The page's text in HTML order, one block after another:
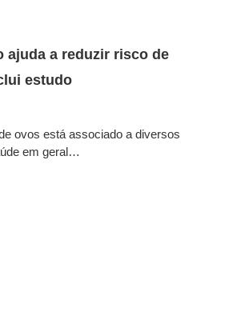
ajuda a reduzir risco de
estudo
ovos está associado a diversos
em geral…